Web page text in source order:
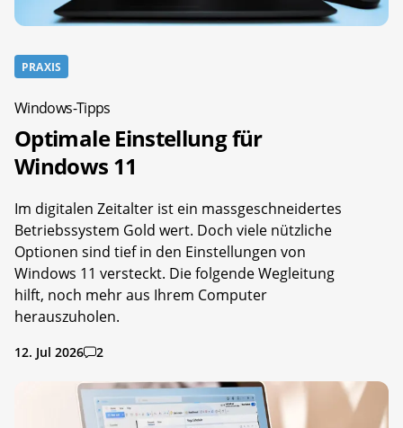
PRAXIS
Windows-Tipps
Optimale Einstellung für
Windows 11
Im digitalen Zeitalter ist ein massgeschneidertes
Betriebssystem Gold wert. Doch viele nützliche
Optionen sind tief in den Einstellungen von
Windows 11 versteckt. Die folgende Wegleitung
hilft, noch mehr aus Ihrem Computer
herauszuholen.
12. Jul 2026 2